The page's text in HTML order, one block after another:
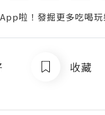
啦！發掘更多吃喝玩
收藏